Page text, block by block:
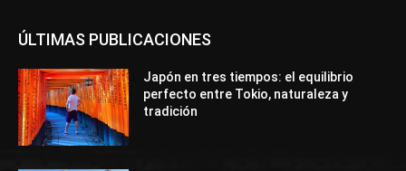
ÚLTIMAS PUBLICACIONES
Japón en tres tiempos: el equilibrio
perfecto entre Tokio, naturaleza y
tradición